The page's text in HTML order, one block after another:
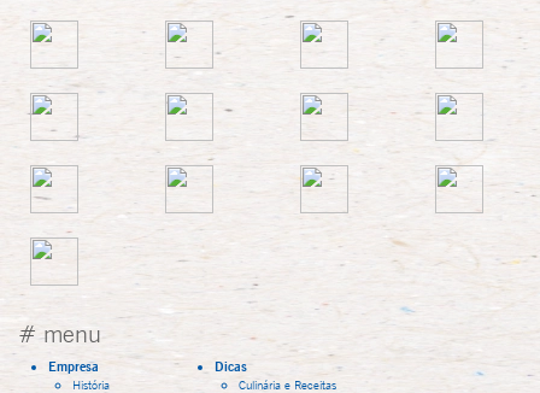
# menu
Empresa
História
Dicas
Culinária e Receitas